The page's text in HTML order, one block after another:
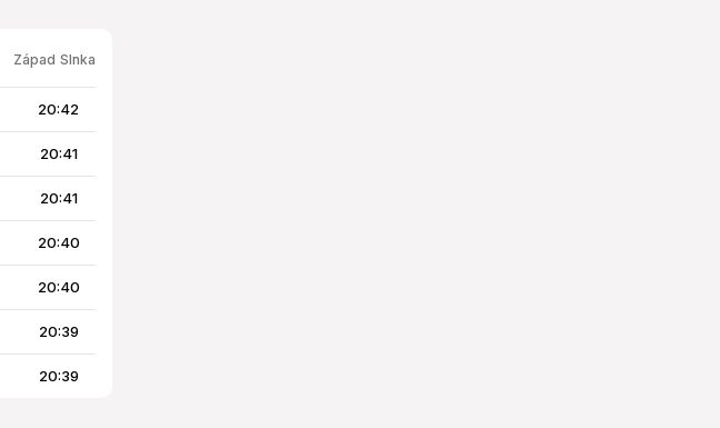
Západ Slnka
20:42
20:41
20:41
20:40
20:40
20:39
20:39